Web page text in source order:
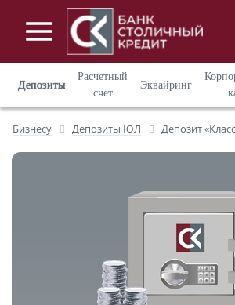
Вход в
Вход в
Депозиты
Расчетный
счет
Эквайринг
Бизнесу Депозиты ЮЛ Депозит